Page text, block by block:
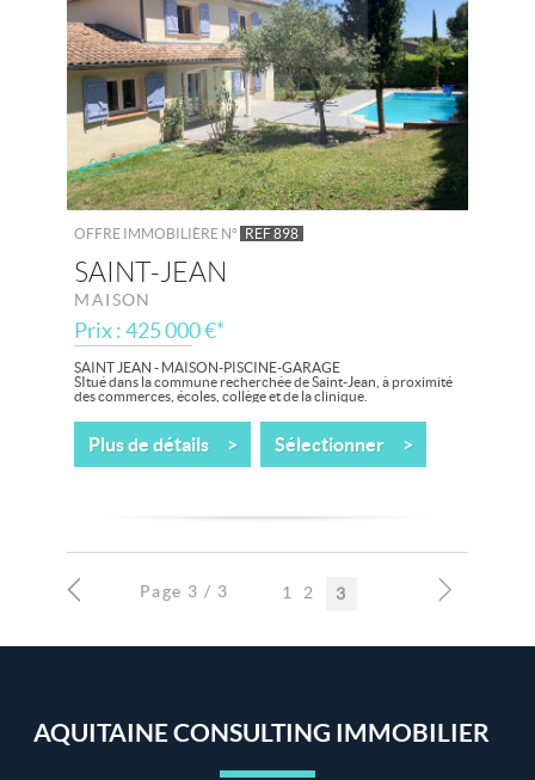
OFFRE IMMOBILIÈRE N° REF 898
SAINT-JEAN
MAISON
Prix : 425 000 €*
SAINT JEAN - MAISON-PISCINE-GARAGE
SItué dans la commune recherchée de Saint-Jean, à proximité
des commerces, écoles, collège et de la clinique.
Plus de détails > Sélectionner >
Page 3 / 3 1 2 3
AQUITAINE CONSULTING IMMOBILIER